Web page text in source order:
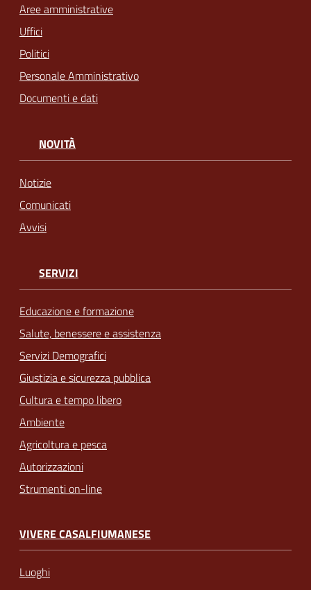
Aree amministrative
Uffici
Politici
Personale Amministrativo
Documenti e dati
NOVITÀ
Notizie
Comunicati
Avvisi
SERVIZI
Educazione e formazione
Salute, benessere e assistenza
Servizi Demografici
Giustizia e sicurezza pubblica
Cultura e tempo libero
Ambiente
Agricoltura e pesca
Autorizzazioni
Strumenti on-line
VIVERE CASALFIUMANESE
Luoghi